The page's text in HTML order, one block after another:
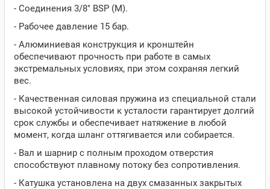
- Соединения 3/8" BSP (M).
- Рабочее давление 15 бар.
- Алюминиевая конструкция и кронштейн
обеспечивают прочность при работе в самых
экстремальных условиях, при этом сохраняя легкий
вес.
- Качественная силовая пружина из специальной стали
высокой устойчивости к усталости гарантирует долгий
срок службы и обеспечивает натяжение в любой
момент, когда шланг оттягивается или собирается.
- Вал и шарнир с полным проходом отверстия
способствуют плавному потоку без сопротивления.
- Катушка установлена на двух смазанных закрытых